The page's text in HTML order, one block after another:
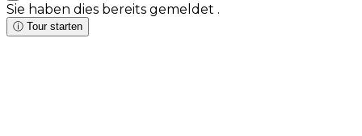
Sie haben dies bereits gemeldet .
ⓘ Tour starten